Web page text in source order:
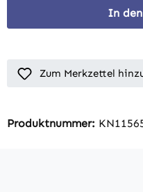
In
Zum Merkzettel
Produktnummer: